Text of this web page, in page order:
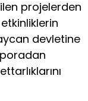
projelerden
devletine